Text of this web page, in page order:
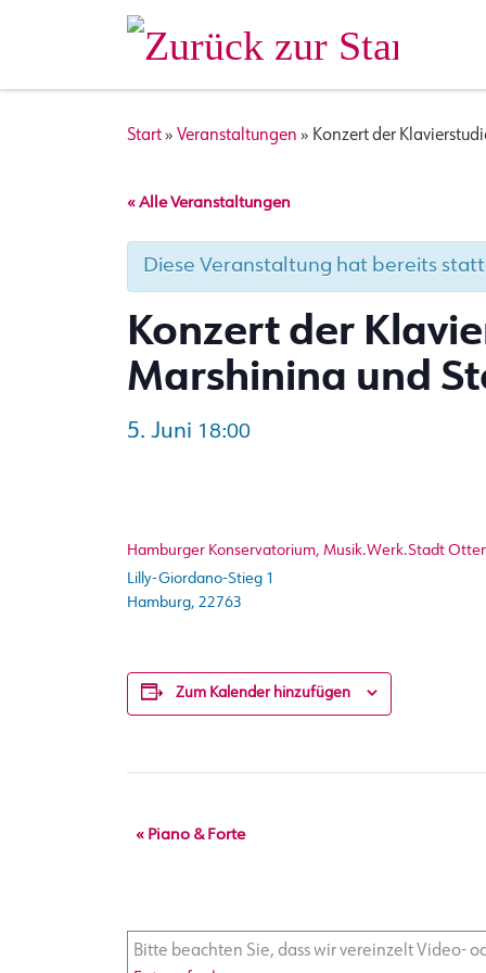
Zum Inhalt springen
Start » Veranstaltungen » Konzert der
« Alle Veranstaltungen
Diese Veranstaltung hat bereits
Konzert der
Marshinina und
5. Juni 18:00
Hamburger Konservatorium, Musik.Werk.Stadt
Lilly-Giordano-Stieg 1
Hamburg, 22763
Zum Kalender hinzufügen
V
a
« Piano & Forte
Bitte beachten Sie, dass wir vereinzelt Video-